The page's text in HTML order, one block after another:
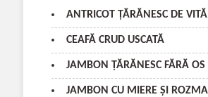
ANTRICOT ŢĂRĂNESC DE VITĂ
CEAFĂ CRUD USCATĂ
JAMBON ŢĂRĂNESC FĂRĂ OS
JAMBON CU MIERE ŞI